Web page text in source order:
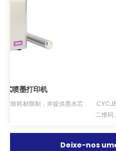
CYCJET LU15F
CYCJET LU15F系列紫外飞行激光
二维码、数据矩阵码打印需求。高
Deixe-nos